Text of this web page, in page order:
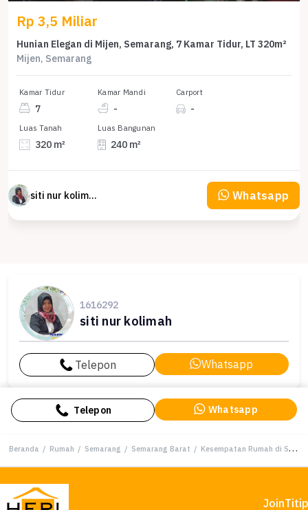
Rp 3,5 Miliar
Hunian Elegan di Mijen, Semarang, 7 Kamar Tidur, LT 320m²
Mijen, Semarang
Kamar Tidur
7
Kamar Mandi
-
Carport
-
Luas Tanah
320 m²
Luas Bangunan
240 m²
siti nur kolimah Whatsapp
1616292
siti nur kolimah
Telepon Whatsapp
Telepon Whatsapp
Beranda / Rumah / Semarang / Semarang Barat / Kesempatan Rumah di Semarang Barat, Semarang, LB 250m², Harga 2,3 Miliar
Join